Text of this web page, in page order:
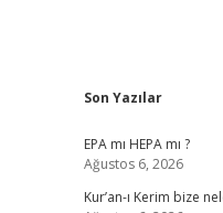
Sidebar
Son Yazılar
EPA mı HEPA mı ?
Ağustos 6, 2026
Kur’an-ı Kerim bize